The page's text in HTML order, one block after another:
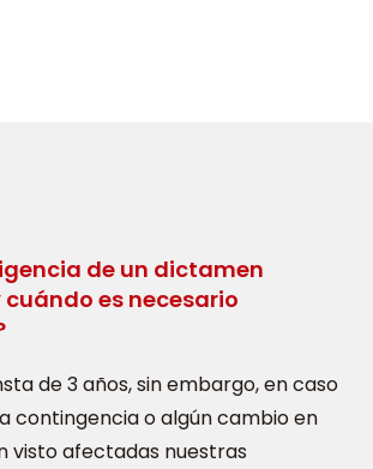
de un dictamen
es necesario
de 3 años, sin embargo, en caso
contingencia o algún cambio en
visto afectadas nuestras